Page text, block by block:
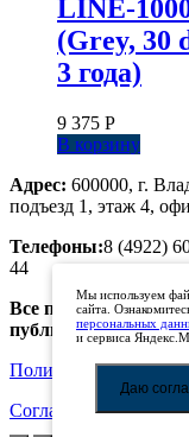
LINE-
(Grey, 30
3 года)
9 375 Р
В корзину
Адрес: 600000, г.
подъезд 1, этаж 4,
Телефоны:8 (4922)
44
Все предложения,
публичной офертой.
Политика обработки
Соглашение на
Мы используем
сайта.
персональных
и сервиса
Даю